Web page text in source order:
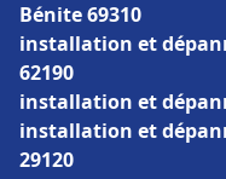
Bénite 69310
installation et
62190
installation et
installation et
29120